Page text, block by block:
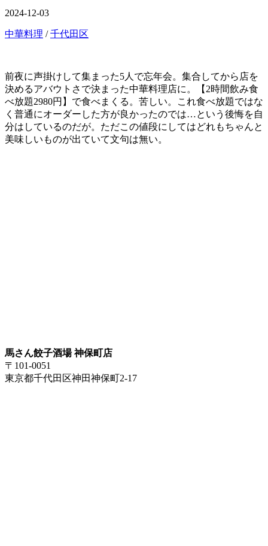
る
公
日
2024-12-03
カ
リ
ー
中華料理 /千代田区
前夜に声掛けして集まった5人で忘年会。集合してから店を
決めるアバウトさで決まった中華料理店に。【2時間飲み食
べ放題2980円】で食べまくる。苦しい。これ食べ放題ではな
く普通にオーダーした方が良かったのでは…という後悔を自
分はしているのだが。ただこの値段にしてはどれもちゃんと
美味しいものが出ていて文句は無い。
馬さん餃子酒場 神保町店
〒101-0051
東京都千代田区神田神保町2-17